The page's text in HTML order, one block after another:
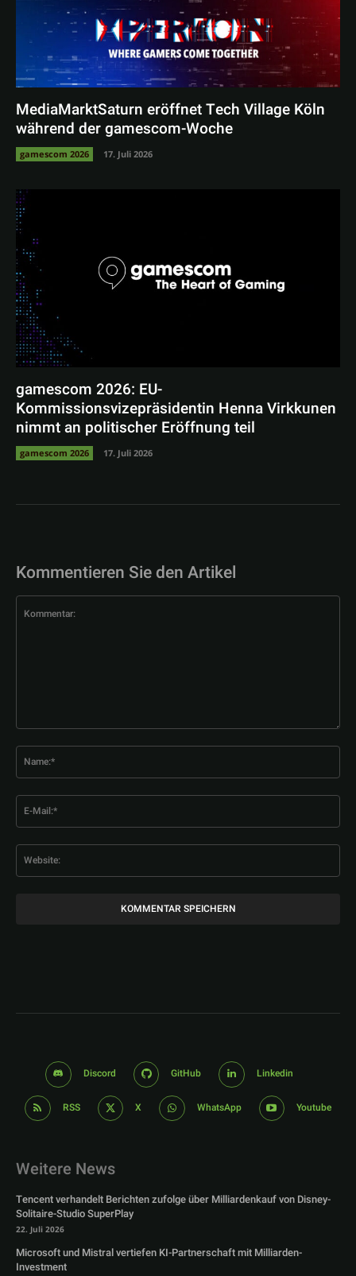
MediaMarktSaturn eröffnet Tech Village Köln
während der gamescom-Woche
gamescom 2026 17. Juli 2026
gamescom 2026: EU-
Kommissionsvizepräsidentin Henna Virkkunen
nimmt an politischer Eröffnung teil
gamescom 2026 17. Juli 2026
Kommentieren Sie den Artikel
Discord GitHub Linkedin
RSS X WhatsApp Youtube
Weitere News
Tencent verhandelt Berichten zufolge über Milliardenkauf von Disney-
Solitaire-Studio SuperPlay
22. Juli 2026
Microsoft und Mistral vertiefen KI-Partnerschaft mit Milliarden-
Investment